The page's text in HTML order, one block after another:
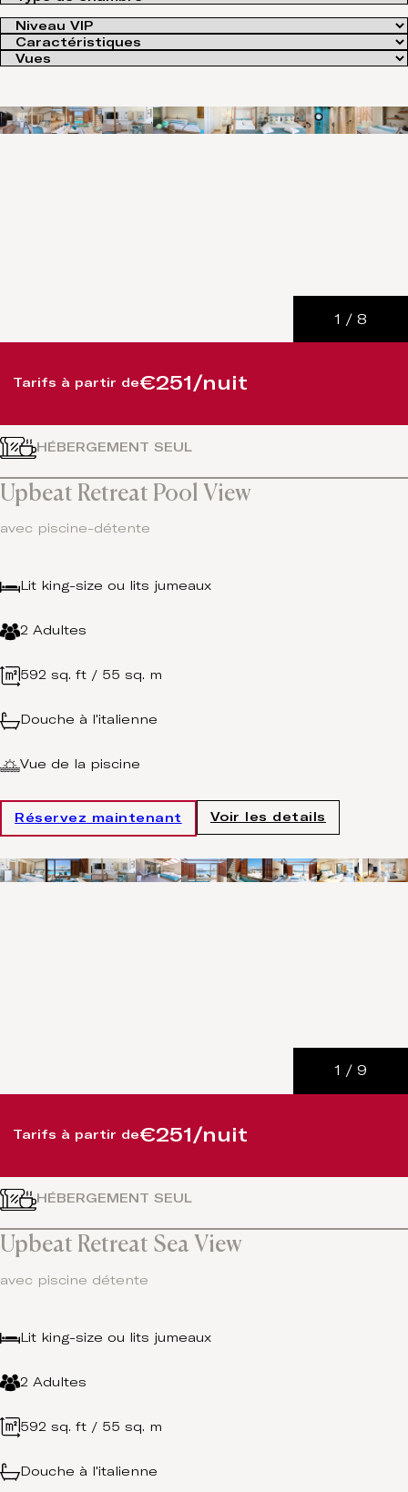
HÉBERGEMENT SEUL
Upbeat Retreat Pool View
avec piscine-détente
Lit king-size ou lits jumeaux
2 Adultes
592 sq. ft / 55 sq. m
Douche à l'italienne
Vue de la piscine
1 / 8
Tarifs à partir de€251/nuit
Réservez maintenant Voir les details
HÉBERGEMENT SEUL
Upbeat Retreat Sea View
avec piscine détente
Lit king-size ou lits jumeaux
2 Adultes
592 sq. ft / 55 sq. m
Douche à l'italienne
1 / 9
Tarifs à partir de€251/nuit